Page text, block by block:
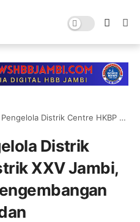
Distrik XXV Jambi, Fokus Perkuat Pengembangan Training Centre dan Produktivitas Aset
Distrik
XXV Jambi,